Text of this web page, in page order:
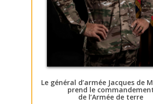
Le général d’armée Jacques de
prend le
de l’Armée de terre